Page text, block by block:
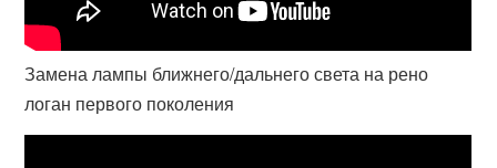
Замена лампы ближнего/дальнего света на рено
логан первого поколения